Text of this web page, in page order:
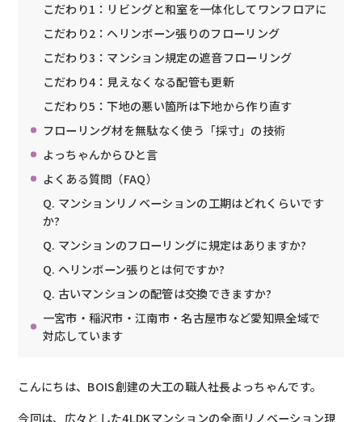
こだわり1：リビングと和室を一体化してワンフロアに
こだわり2：ヘリンボーン張りのフローリング
こだわり3：マンション規定の遮音フローリング
こだわり4：見えなくなる配管も更新
こだわり5：下地の悪い箇所は下地から作り直す
フローリング材を無駄なく使う「採寸」の技術
よっちゃんからひと言
よくある質問（FAQ）
Q. マンションリノベーションの工期はどれくらいです
か?
Q. マンションのフローリングに規定はありますか?
Q. ヘリンボーン張りとは何ですか?
Q. 古いマンションの配管は交換できますか?
一宮市・稲沢市・江南市・名古屋市など愛知県全域で
対応しています
こんにちは、BOIS創建の大工の職人社長よっちゃんです。
今回は、広々とした4LDKマンションの全面リノベーション現